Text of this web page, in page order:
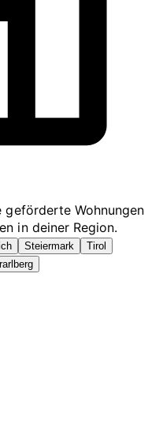
geförderte Wohnungen
in deiner Region.
Steiermark
Tirol